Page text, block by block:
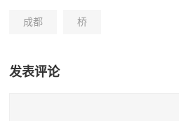
成都 桥
发表评论